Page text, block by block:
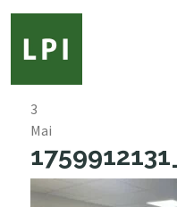
3
Mai